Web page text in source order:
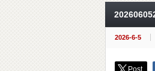
2026-6-5
Post